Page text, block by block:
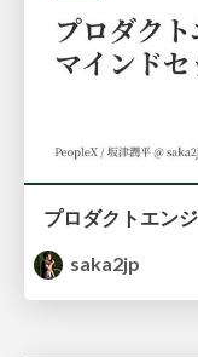
saka2jp